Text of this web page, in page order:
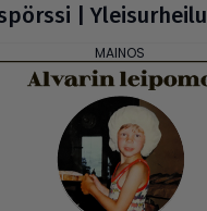
| Ylei­sur­heilu